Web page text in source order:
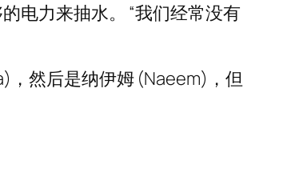
电力来抽水。 “我们经常没有
，然后是纳伊姆 (Naeem)，但